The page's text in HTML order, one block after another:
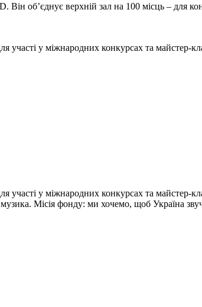
об’єднує верхній зал на 100 місць – для
у міжнародних конкурсах та майстер-
у міжнародних конкурсах та майстер-
музика. Місія фонду: ми хочемо, щоб Україна